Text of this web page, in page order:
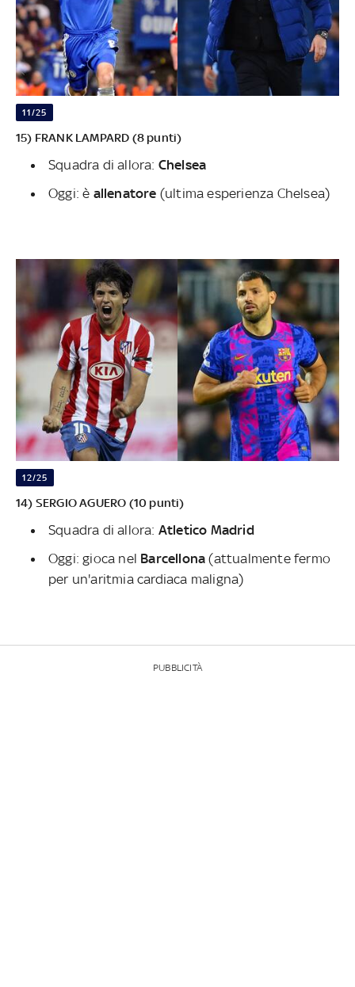
11/25
15) FRANK LAMPARD (8 punti)
Squadra di allora: Chelsea
Oggi: è allenatore (ultima esperienza Chelsea)
12/25
14) SERGIO AGUERO (10 punti)
Squadra di allora: Atletico Madrid
Oggi: gioca nel Barcellona(attualmente fermo
per un'aritmia cardiaca maligna)
PUBBLICITÀ